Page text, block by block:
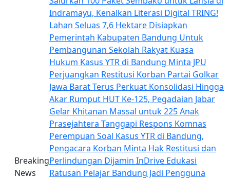
Breaking
News
Indramayu, Kenalkan Literasi Digital TRING!
Lahan Seluas 7,6 Hektare Disiapkan
Pemerintah Kabupaten Bandung Untuk
Pembangunan Sekolah Rakyat Kuasa
Hukum Kasus YTR di Bandung Minta JPU
Perjuangkan Restitusi Korban Partai Golkar
Jawa Barat Terus Perkuat Konsolidasi Hingga
Akar Rumput HUT Ke-125, Pegadaian Jabar
Gelar Khitanan Massal untuk 225 Anak
Prasejahtera Tanggapi Respons Komnas
Perempuan Soal Kasus YTR di Bandung,
Pengacara Korban Minta Hak Restitusi dan
Perlindungan Dijamin InDrive Edukasi
Ratusan Pelajar Bandung Jadi Pengguna